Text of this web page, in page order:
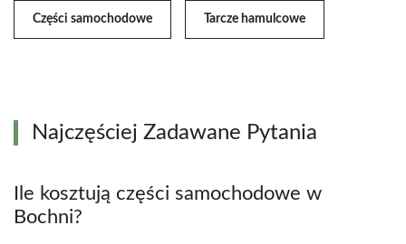
Części samochodowe Tarcze hamulcowe
Najczęściej Zadawane Pytania
Ile kosztują części samochodowe w
Bochni?